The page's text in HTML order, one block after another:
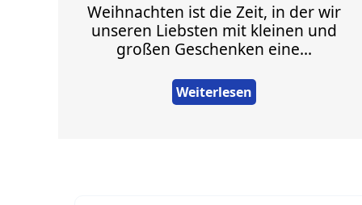
Weihnachten ist die Zeit, in der wir
unseren Liebsten mit kleinen und
großen Geschenken eine...
Weiterlesen